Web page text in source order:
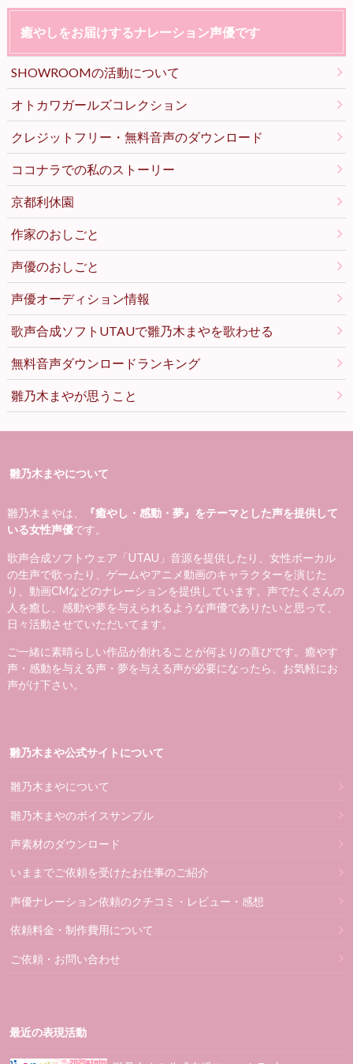
癒やしをお届けするナレーション声優です
SHOWROOMの活動について
オトカワガールズコレクション
クレジットフリー・無料音声のダウンロード
ココナラでの私のストーリー
京都利休園
作家のおしごと
声優のおしごと
声優オーディション情報
歌声合成ソフトUTAUで雛乃木まやを歌わせる
無料音声ダウンロードランキング
雛乃木まやが思うこと
雛乃木まやについて
雛乃木まやは、
『癒やし・感動・夢』をテーマとした声を提供して
いる女性声優です。
歌声合成ソフトウェア「UTAU」音源を提供したり、女性ボーカル
の生声で歌ったり、ゲームやアニメ動画のキャラクターを演じた
り、動画CMなどのナレーションを提供しています。声でたくさんの
人を癒し、感動や夢を与えられるような声優でありたいと思って、
日々活動させていただいてます。
ご一緒に素晴らしい作品が創れることが何よりの喜びです。癒やす
声・感動を与える声・夢を与える声が必要になったら、お気軽にお
声がけ下さい。
雛乃木まや公式サイトについて
雛乃木まやについて
雛乃木まやのボイスサンプル
声素材のダウンロード
いままでご依頼を受けたお仕事のご紹介
声優ナレーション依頼のクチコミ・レビュー・感想
依頼料金・制作費用について
ご依頼・お問い合わせ
最近の表現活動